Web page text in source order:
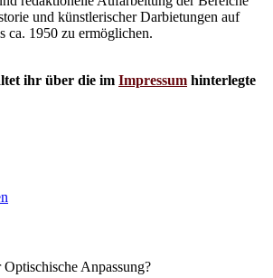
und künstlerischer Darbietungen auf
ca. 1950 zu ermöglichen.
ihr über die im Impressum hinterlegte
Anpassung?